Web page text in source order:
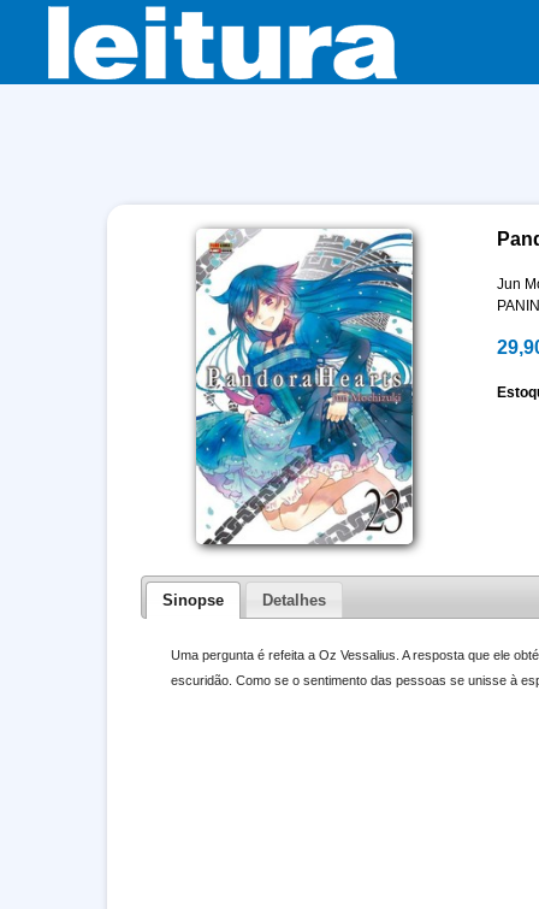
Jun
Sinopse Detalhes
Uma pergunta é refeita a Oz Vessalius. A resposta que ele
escuridão. Como se o sentimento das pessoas se unisse à